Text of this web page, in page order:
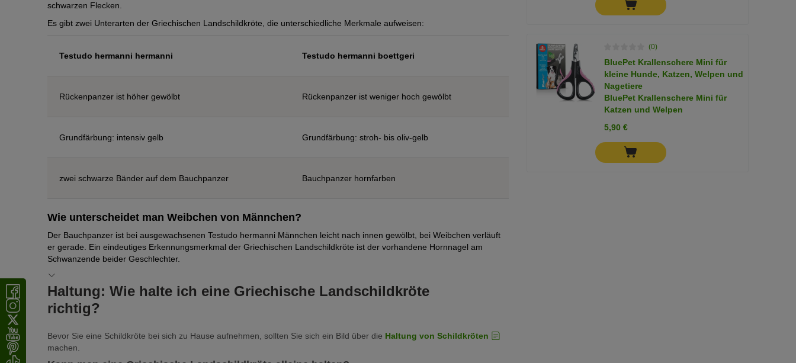
schwarzen Flecken.
Es gibt zwei Unterarten der Griechischen Landschildkröte, die unterschiedliche Merkmale aufweisen:
Testudo hermanni hermanni Testudo hermanni boettgeri
Rückenpanzer ist höher gewölbt Rückenpanzer ist weniger hoch gewölbt
Grundfärbung: intensiv gelb Grundfärbung: stroh- bis oliv-gelb
zwei schwarze Bänder auf dem Bauchpanzer Bauchpanzer hornfarben
Wie unterscheidet man Weibchen von Männchen?
Der Bauchpanzer ist bei ausgewachsenen Testudo hermanni Männchen leicht nach innen gewölbt, bei Weibchen verläuft
er gerade. Ein eindeutiges Erkennungsmerkmal der Griechischen Landschildkröte ist der vorhandene Hornnagel am
Schwanzende beider Geschlechter.
Haltung: Wie halte ich eine Griechische Landschildkröte
richtig?
Bevor Sie eine Schildkröte bei sich zu Hause aufnehmen, sollten Sie sich ein Bild über die Haltung von Schildkröten
machen.
(0)
BluePet Krallenschere Mini für
kleine Hunde, Katzen, Welpen und
Nagetiere
BluePet Krallenschere Mini für
Katzen und Welpen
5,90 €